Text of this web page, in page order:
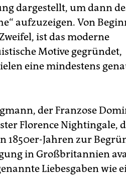
dargestellt, um dann
aufzuzeigen. Von
ist das moderne
Motive gegründet,
eine mindestens
der Franzose
Florence Nightingale,
1850er-Jahren zur
in Großbritannien
Liebesgaben wie